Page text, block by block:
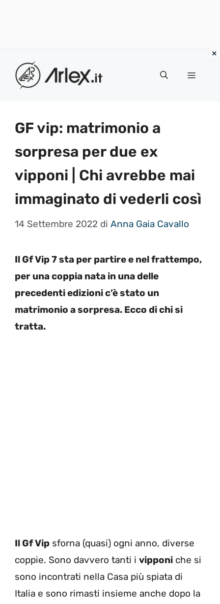
contenuto
Menu
GF vip: matrimonio a
sorpresa per due ex
vipponi | Chi avrebbe mai
immaginato di vederli così
14 Settembre 2022 di Anna Gaia Cavallo
Il Gf Vip 7 sta per partire e nel frattempo,
per una coppia nata in una delle
precedenti edizioni c’è stato un
matrimonio a sorpresa. Ecco di chi si
tratta.
Il Gf Vip sforna (quasi) ogni anno, diverse
coppie. Sono davvero tanti i vipponi che si
sono incontrati nella Casa più spiata di
Italia e sono rimasti insieme anche dopo la